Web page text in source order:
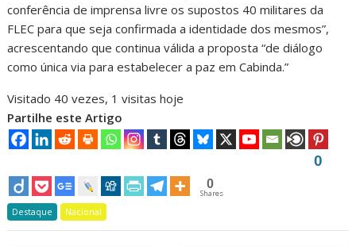
conferência de imprensa livre os supostos 40 militares da
FLEC para que seja confirmada a identidade dos mesmos”,
acrescentando que continua válida a proposta “de diálogo
como única via para estabelecer a paz em Cabinda.”
Visitado 40 vezes, 1 visitas hoje
Partilhe este Artigo
0
0
Shares
Destaque Nacional